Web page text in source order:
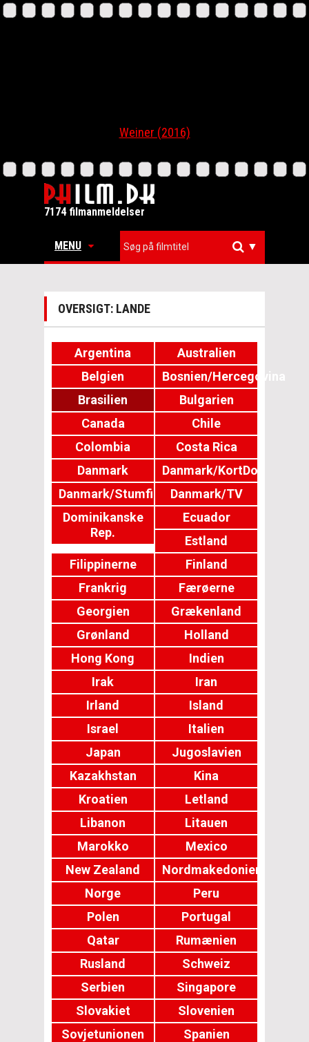
Weiner (2016)
7174 filmanmeldelser
MENU ▼
OVERSIGT: LANDE
Argentina
Australien
Belgien
Bosnien/Hercegovina
Brasilien
Bulgarien
Canada
Chile
Colombia
Costa Rica
Danmark
Danmark/KortDok
Danmark/Stumfilm
Danmark/TV
Dominikanske
Rep.
Ecuador
Estland
Filippinerne
Finland
Frankrig
Færøerne
Georgien
Grækenland
Grønland
Holland
Hong Kong
Indien
Irak
Iran
Irland
Island
Israel
Italien
Japan
Jugoslavien
Kazakhstan
Kina
Kroatien
Letland
Libanon
Litauen
Marokko
Mexico
New Zealand
Nordmakedonien
Norge
Peru
Polen
Portugal
Qatar
Rumænien
Rusland
Schweiz
Serbien
Singapore
Slovakiet
Slovenien
Sovjetunionen
Spanien